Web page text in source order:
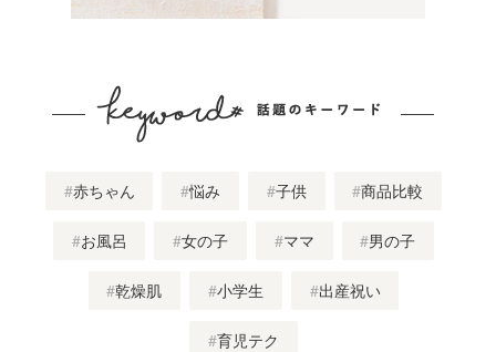
赤ちゃん 悩み 子供 商品比較
お風呂 女の子 ママ 男の子
乾燥肌 小学生 出産祝い
育児テク